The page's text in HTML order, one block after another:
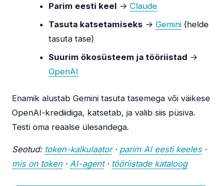
Parim eesti keel →Claude
Tasuta katsetamiseks →Gemini (helde
tasuta tase)
Suurim ökosüsteem ja tööriistad →
OpenAI
Enamik alustab Gemini tasuta tasemega või väikese
OpenAI-krediidiga, katsetab, ja valib siis püsiva.
Testi oma reaalse ülesandega.
Seotud: token-kalkulaator· parim AI eesti keeles·
mis on token· AI-agent· tööriistade kataloog